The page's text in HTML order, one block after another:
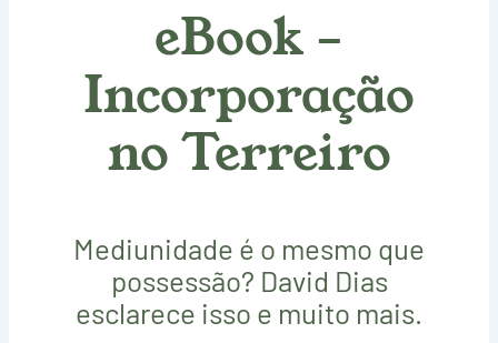
eBook –
Incorporação
no Terreiro
Mediunidade é o mesmo que
possessão? David Dias
esclarece isso e muito mais.